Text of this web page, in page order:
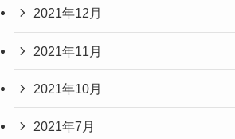
2021年12月
2021年11月
2021年10月
2021年7月